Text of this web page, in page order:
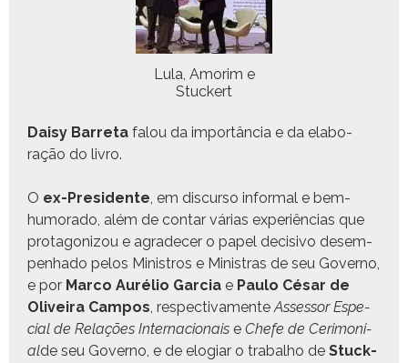
Lula, Amor­im e
Stuckert
Daisy Bar­reta falou da importân­cia e da elab­o­
ração do livro.
O ex-Pres­i­dente, em dis­cur­so infor­mal e bem-
humora­do, além de con­tar várias exper­iên­cias que
pro­tag­o­ni­zou e agrade­cer o papel deci­si­vo desem­
pen­hado pelos Min­istros e Min­is­tras de seu Gov­er­no,
e por Mar­co Aurélio Gar­cia e Paulo César de
Oliveira Cam­pos, respec­ti­va­menteAsses­sor Espe­
cial de Relações Inter­na­cionais e Chefe de Cer­i­mo­ni­
alde seu Gov­er­no, e de elo­giar o tra­bal­ho de Stuck­